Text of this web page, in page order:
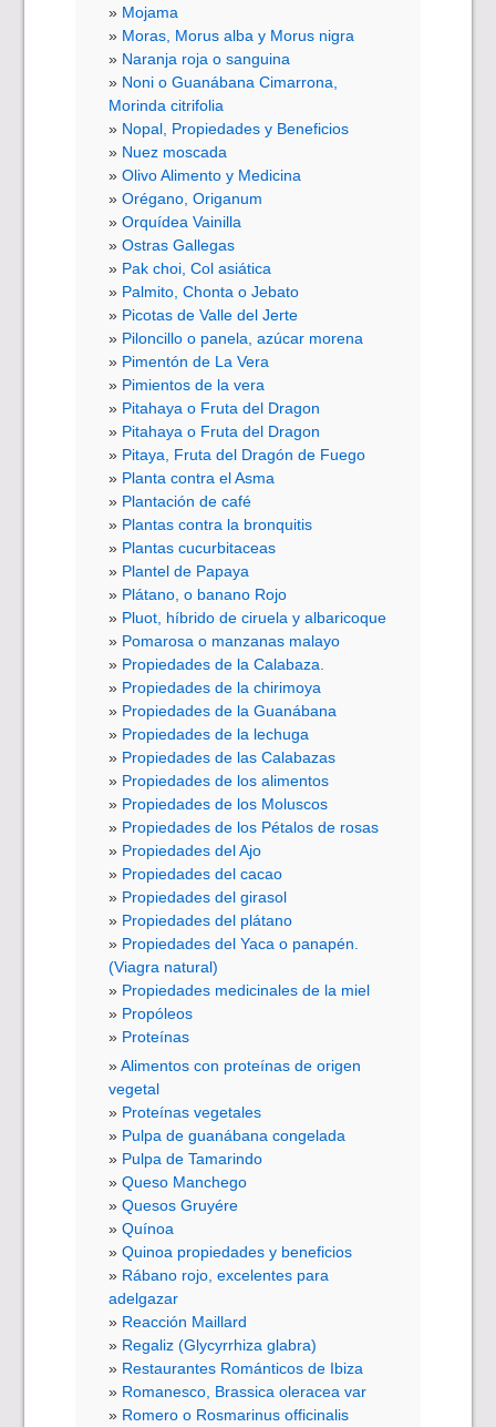
Mojama
Moras, Morus alba y Morus nigra
Naranja roja o sanguina
Noni o Guanábana Cimarrona,
Morinda citrifolia
Nopal, Propiedades y Beneficios
Nuez moscada
Olivo Alimento y Medicina
Orégano, Origanum
Orquídea Vainilla
Ostras Gallegas
Pak choi, Col asiática
Palmito, Chonta o Jebato
Picotas de Valle del Jerte
Piloncillo o panela, azúcar morena
Pimentón de La Vera
Pimientos de la vera
Pitahaya o Fruta del Dragon
Pitahaya o Fruta del Dragon
Pitaya, Fruta del Dragón de Fuego
Planta contra el Asma
Plantación de café
Plantas contra la bronquitis
Plantas cucurbitaceas
Plantel de Papaya
Plátano, o banano Rojo
Pluot, híbrido de ciruela y albaricoque
Pomarosa o manzanas malayo
Propiedades de la Calabaza.
Propiedades de la chirimoya
Propiedades de la Guanábana
Propiedades de la lechuga
Propiedades de las Calabazas
Propiedades de los alimentos
Propiedades de los Moluscos
Propiedades de los Pétalos de rosas
Propiedades del Ajo
Propiedades del cacao
Propiedades del girasol
Propiedades del plátano
Propiedades del Yaca o panapén.
(Viagra natural)
Propiedades medicinales de la miel
Propóleos
Proteínas
Alimentos con proteínas de origen
vegetal
Proteínas vegetales
Pulpa de guanábana congelada
Pulpa de Tamarindo
Queso Manchego
Quesos Gruyére
Quínoa
Quinoa propiedades y beneficios
Rábano rojo, excelentes para
adelgazar
Reacción Maillard
Regaliz (Glycyrrhiza glabra)
Restaurantes Románticos de Ibiza
Romanesco, Brassica oleracea var
Romero o Rosmarinus officinalis